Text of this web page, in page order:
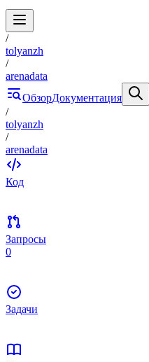
/
tolyanzh
/
arenadata
ОбзорДокументация
/
tolyanzh
/
arenadata
Код
Запросы
0
Задачи